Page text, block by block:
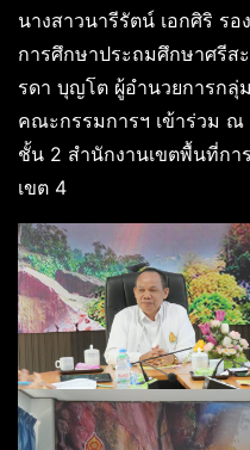
นางสาวนารีรัตน์ เอกศิริ ร
การศึกษาประถมศึกษาศรีส
รดา บุญโต ผู้อำนวยการกลุ่
คณะกรรมการฯ เข้าร่วม
ชั้น 2 สำนักงานเขตพื้นที่กา
เขต 4